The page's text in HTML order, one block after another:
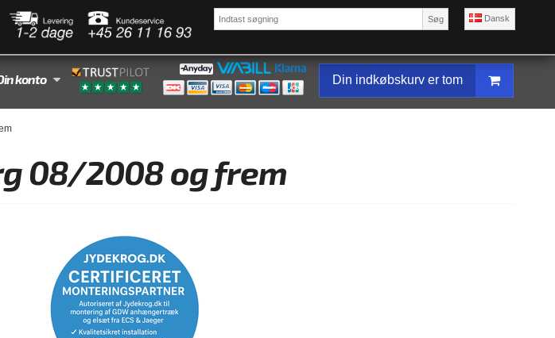
Dansk
Søg
konto Din indkøbskurv er tom
08/2008 og frem